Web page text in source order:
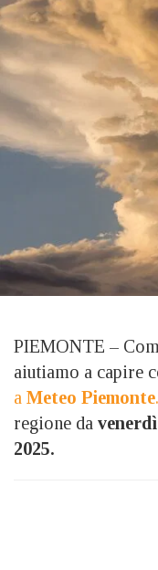
PIEMONTE –
aiutiamo a capire
a Meteo Piemonte.
regione da
2025.